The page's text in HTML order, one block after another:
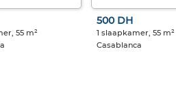
55 m²
500 DH
1 slaapkamer, 55 m²
Casablanca